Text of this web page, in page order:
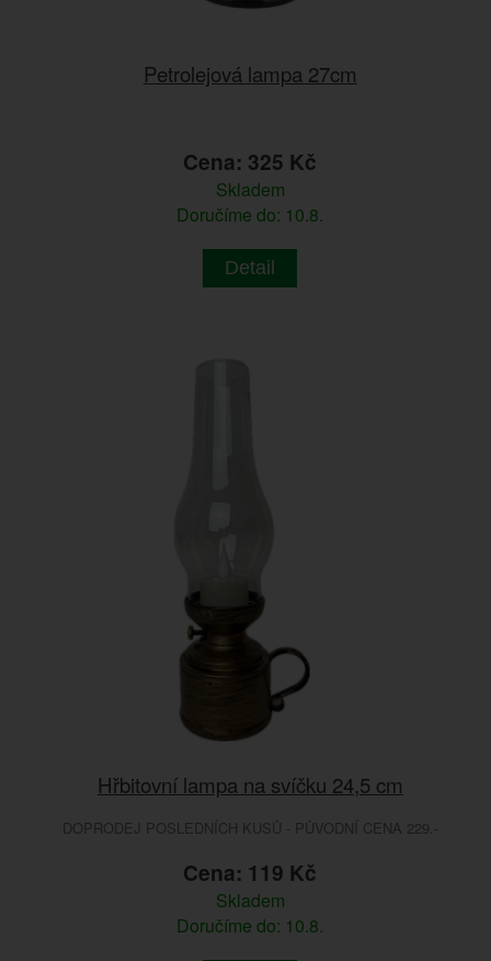
Petrolejová lampa 27cm
Cena: 325 Kč
Skladem
Doručíme do: 10.8.
Detail
Hřbitovní lampa na svíčku 24,5 cm
DOPRODEJ POSLEDNÍCH KUSŮ - PŮVODNÍ CENA 229.-
Cena: 119 Kč
Skladem
Doručíme do: 10.8.